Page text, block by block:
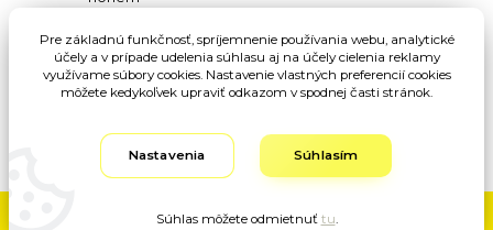
materiálov
Vysvetlivky pojmov
Pre základnú funkčnosť, spríjemnenie používania webu, analytické
účely a v prípade udelenia súhlasu aj na účely cielenia reklamy
využívame súbory cookies. Nastavenie vlastných preferencií cookies
môžete kedykoľvek upraviť odkazom v spodnej časti stránok.
Nastavenia Súhlasím
Súhlas môžete odmietnuť tu.